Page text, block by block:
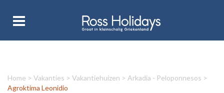
Home > Vakanties > Vakantiehuizen > Arkadia - Peloponnesos >
Agroktima Leonidio